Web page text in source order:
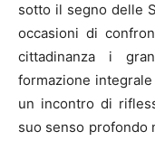
sotto il segno delle
occasioni di
cittadinanza i
formazione
un incontro di
suo senso profondo